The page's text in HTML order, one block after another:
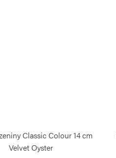
Classic Colour 14 cm
Velvet Oyster